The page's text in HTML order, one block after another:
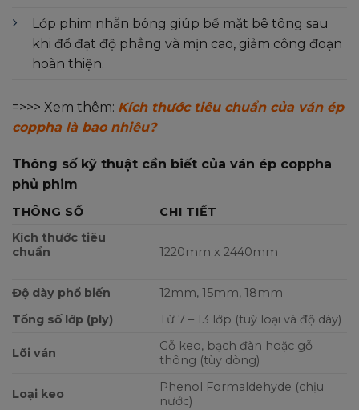
Lớp phim nhẵn bóng giúp bề mặt bê tông sau
khi đổ đạt độ phẳng và mịn cao, giảm công đoạn
hoàn thiện.
=>>> Xem thêm: Kích thước tiêu chuẩn của ván ép
coppha là bao nhiêu?
Thông số kỹ thuật cần biết của ván ép coppha
phủ phim
THÔNG SỐ
CHI TIẾT
Kích thước tiêu
chuẩn
1220mm x 2440mm
Độ dày phổ biến
12mm, 15mm, 18mm
Tổng số lớp (ply)
Từ 7 – 13 lớp (tuỳ loại và độ dày)
Lõi ván
Gỗ keo, bạch đàn hoặc gỗ
thông (tùy dòng)
Loại keo
Phenol Formaldehyde (chịu
nước)